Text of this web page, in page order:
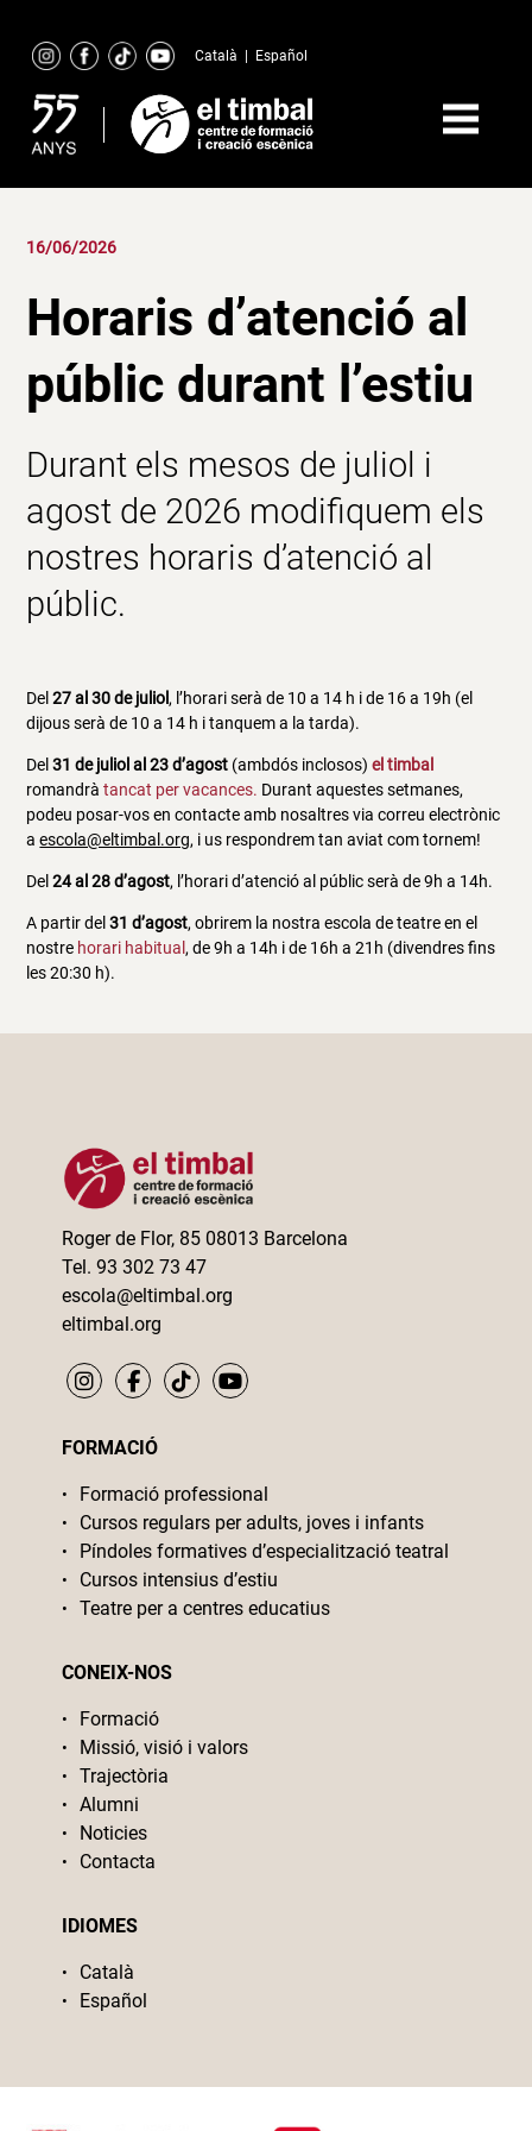
content
Català Español
16/06/2026
Horaris d’atenció al
públic durant l’estiu
Durant els mesos de juliol i
agost de 2026 modifiquem els
nostres horaris d’atenció al
públic.
Del27 al 30 de juliol , l’horari serà de 10 a 14 h i de 16 a 19h (el
dijous serà de 10 a 14 h i tanquem a la tarda).
Del31 de juliol al 23 d’agost (ambdós inclosos)el timbal
romandràtancat per vacances. Durant aquestes setmanes,
podeu posar-vos en contacte amb nosaltres via correu electrònic
aescola@eltimbal.org, i us respondrem tan aviat com tornem!
Del24 al 28 d’agost, l’horari d’atenció al públic serà de 9h a 14h.
A partir del31 d’agost, obrirem la nostra escola de teatre en el
nostre horari habitual , de 9h a 14h i de 16h a 21h (divendres fins
les 20:30 h).
Roger de Flor, 85 08013 Barcelona
Tel. 93 302 73 47
escola@eltimbal.org
eltimbal.org
FORMACIÓ
Formació professional
Cursos regulars per adults, joves i infants
Píndoles formatives d’especialització teatral
Cursos intensius d’estiu
Teatre per a centres educatius
CONEIX-NOS
Formació
Missió, visió i valors
Trajectòria
Alumni
Noticies
Contacta
IDIOMES
Català
Español